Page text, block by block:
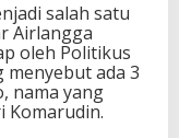
salah satu
Airlangga
oleh Politikus
menyebut ada 3
nama yang
Komarudin.